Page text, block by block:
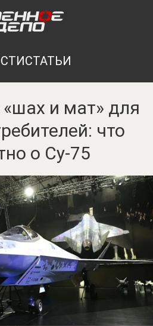
СТАТЬИ
и мат» для
что
о Су-75